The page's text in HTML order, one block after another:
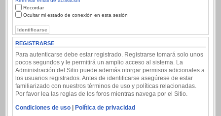
Recordar
Ocultar mi estado de conexión en esta sesión
REGISTRARSE
Para autenticarse debe estar registrado. Registrarse tomará solo unos
pocos segundos y le permitirá un amplio acceso al sistema. La
Administración del Sitio puede además otorgar permisos adicionales a
los usuarios registrados. Antes de identificarse asegúrese de estar
familiarizado con nuestros términos de uso y políticas relacionadas.
Por favor lea las reglas de los foros mientras navega por el Sitio.
Condiciones de uso | Política de privacidad